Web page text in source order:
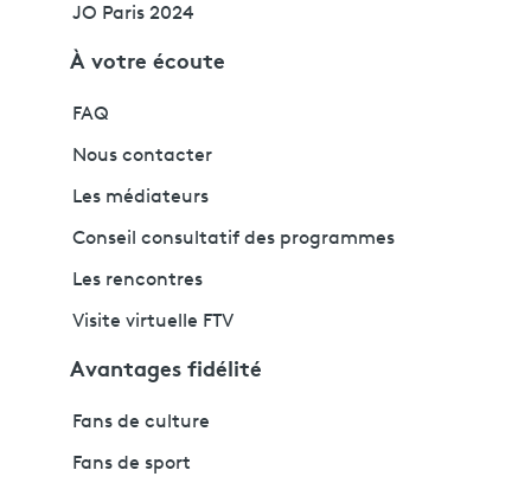
JO Paris 2024
À votre écoute
FAQ
Nous contacter
Les médiateurs
Conseil consultatif des programmes
Les rencontres
Visite virtuelle FTV
Avantages fidélité
Fans de culture
Fans de sport